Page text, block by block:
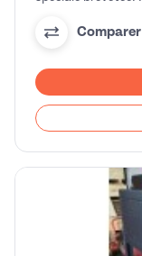
Comparer